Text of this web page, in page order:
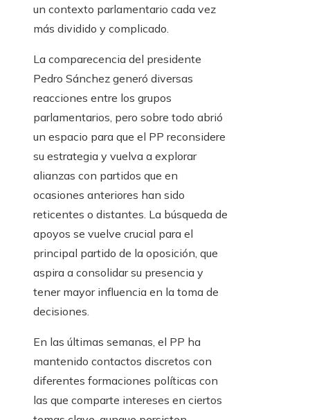
un contexto parlamentario cada vez
más dividido y complicado.
La comparecencia del presidente
Pedro Sánchez generó diversas
reacciones entre los grupos
parlamentarios, pero sobre todo abrió
un espacio para que el PP reconsidere
su estrategia y vuelva a explorar
alianzas con partidos que en
ocasiones anteriores han sido
reticentes o distantes. La búsqueda de
apoyos se vuelve crucial para el
principal partido de la oposición, que
aspira a consolidar su presencia y
tener mayor influencia en la toma de
decisiones.
En las últimas semanas, el PP ha
mantenido contactos discretos con
diferentes formaciones políticas con
las que comparte intereses en ciertos